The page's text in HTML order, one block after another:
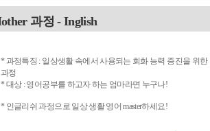
과정 - Inglish
* 과정특징 : 일상생활 속에서 사용되는 회화 능력 증진을 위한
과정
* 대상 : 영어공부를 하고자 하는 엄마라면 누구나!
* 인글리쉬 과정으로 일상 생활 영어 master하세요!